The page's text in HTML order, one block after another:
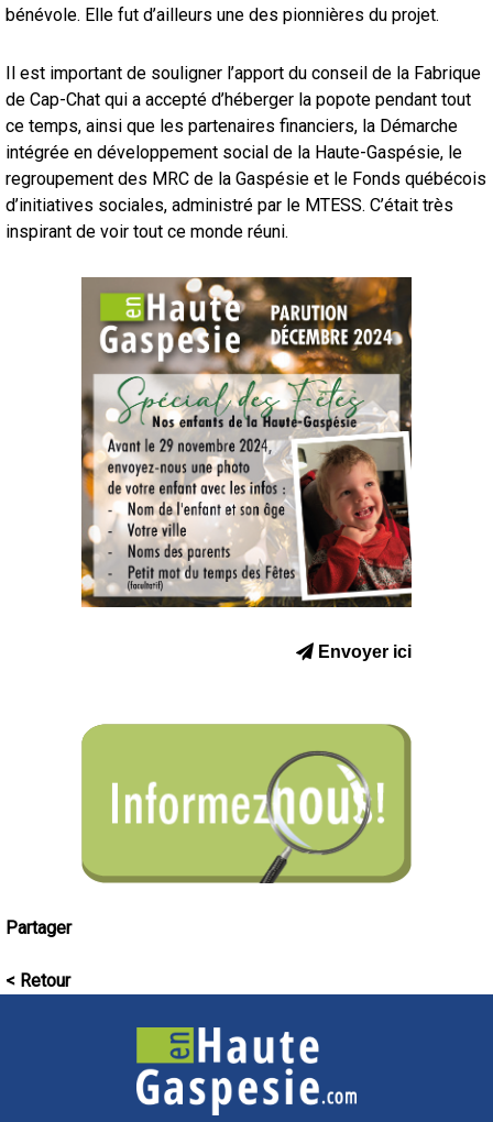
bénévole. Elle fut d’ailleurs une des pionnières du projet.
Il est important de souligner l’apport du conseil de la Fabrique
de Cap-Chat qui a accepté d’héberger la popote pendant tout
ce temps, ainsi que les partenaires financiers, la Démarche
intégrée en développement social de la Haute-Gaspésie, le
regroupement des MRC de la Gaspésie et le Fonds québécois
d’initiatives sociales, administré par le MTESS. C’était très
inspirant de voir tout ce monde réuni.
Envoyer ici
Partager
< Retour